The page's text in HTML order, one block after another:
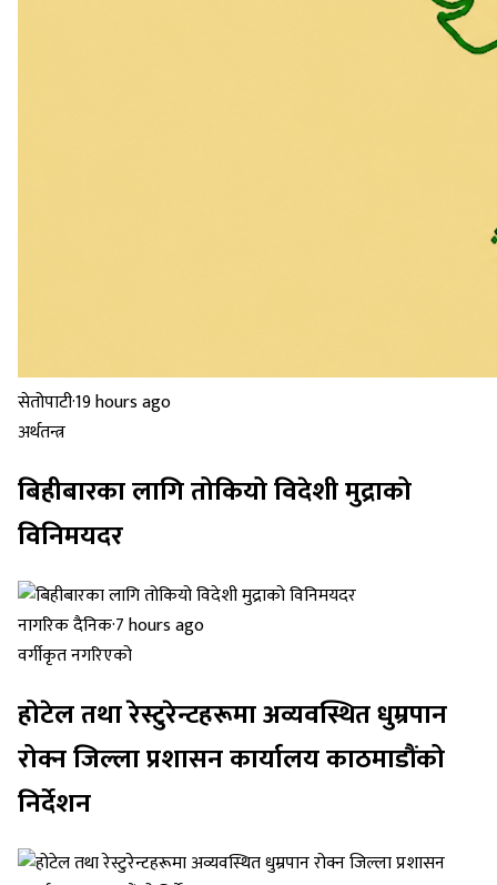
सेतोपाटी·19 hours ago
अर्थतन्त्र
बिहीबारका लागि तोकियो विदेशी मुद्राको
विनिमयदर
नागरिक दैनिक·7 hours ago
वर्गीकृत नगरिएको
होटेल तथा रेस्टुरेन्टहरूमा अव्यवस्थित धुम्रपान
रोक्न जिल्ला प्रशासन कार्यालय काठमाडौंको
निर्देशन